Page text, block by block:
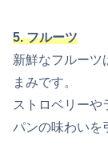
5. フルーツ
新鮮なフルーツ
まみです。
ストロベリーや
パンの味わいを